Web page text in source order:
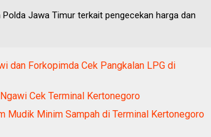
Jawa Timur terkait pengecekan harga dan
dan Forkopimda Cek Pangkalan LPG di
Cek Terminal Kertonegoro
Mudik Minim Sampah di Terminal Kertonegoro